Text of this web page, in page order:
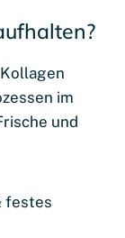
im
und
festes